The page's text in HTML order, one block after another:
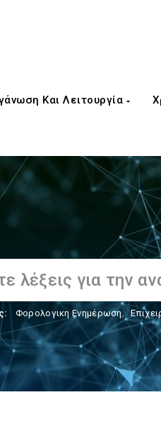
Και Λειτουργία
Φορολογικη Ενημέρωση,